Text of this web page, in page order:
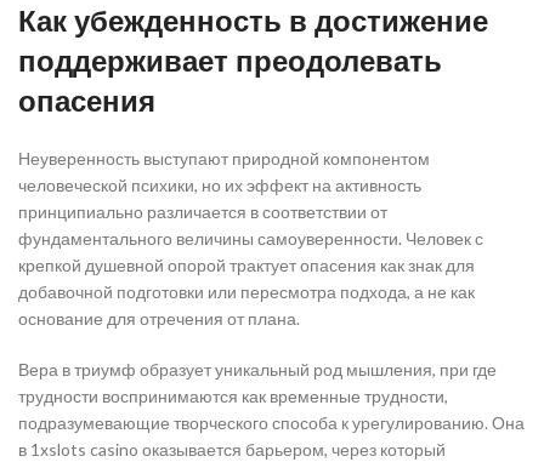
Как убежденность в достижение
поддерживает преодолевать
опасения
Неуверенность выступают природной компонентом
человеческой психики, но их эффект на активность
принципиально различается в соответствии от
фундаментального величины самоуверенности. Человек с
крепкой душевной опорой трактует опасения как знак для
добавочной подготовки или пересмотра подхода, а не как
основание для отречения от плана.
Вера в триумф образует уникальный род мышления, при где
трудности воспринимаются как временные трудности,
подразумевающие творческого способа к урегулированию. Она
в 1xslots casino оказывается барьером, через который